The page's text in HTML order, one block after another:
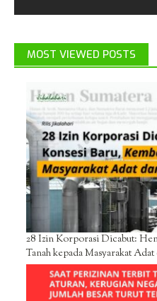
MOST VIEWED POSTS
28 Izin Korporasi Dicabut:
Tanah kepada Masyarakat